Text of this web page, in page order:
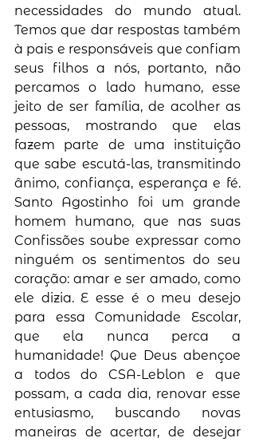
necessidades do mundo atual.
Temos que dar respostas também
à pais e responsáveis que confiam
seus filhos a nós, portanto, não
percamos o lado humano, esse
jeito de ser família, de acolher as
pessoas, mostrando que elas
fazem parte de uma instituição
que sabe escutá-las, transmitindo
ânimo, confiança, esperança e fé.
Santo Agostinho foi um grande
homem humano, que nas suas
Confissões soube expressar como
ninguém os sentimentos do seu
coração: amar e ser amado, como
ele dizia. E esse é o meu desejo
para essa Comunidade Escolar,
que ela nunca perca a
humanidade! Que Deus abençoe
a todos do CSA-Leblon e que
possam, a cada dia, renovar esse
entusiasmo, buscando novas
maneiras de acertar, de desejar